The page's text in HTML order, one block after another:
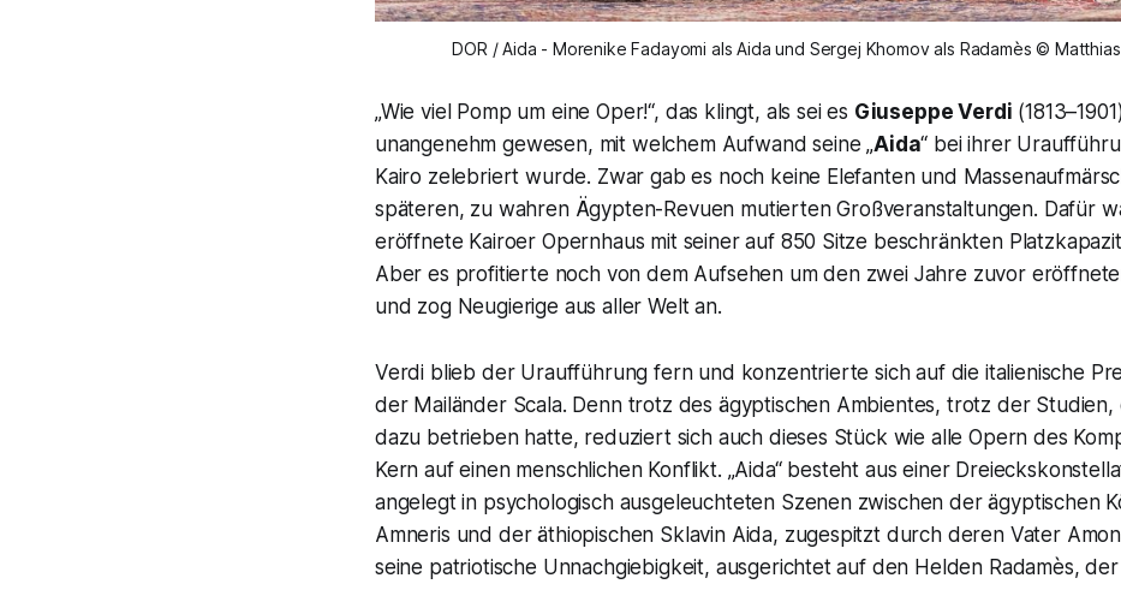
DOR / Aida - Morenike Fadayomi als Aida und Sergej Khomov als Radamès ©
„Wie viel Pomp um eine Oper!“, das klingt, als sei es Giuseppe Verdi
unangenehm gewesen, mit welchem Aufwand seine „Aida“ bei ihrer
Kairo zelebriert wurde. Zwar gab es noch keine Elefanten und
späteren, zu wahren Ägypten-Revuen mutierten Großveranstaltungen. Dafür
eröffnete Kairoer Opernhaus mit seiner auf 850 Sitze beschränkten
Aber es profitierte noch von dem Aufsehen um den zwei Jahre zuvor
und zog Neugierige aus aller Welt an.
Verdi blieb der Uraufführung fern und konzentrierte sich auf die italienische
der Mailänder Scala. Denn trotz des ägyptischen Ambientes, trotz der Studien,
dazu betrieben hatte, reduziert sich auch dieses Stück wie alle Opern des
Kern auf einen menschlichen Konflikt. „Aida“ besteht aus einer
angelegt in psychologisch ausgeleuchteten Szenen zwischen der ägyptischen
Amneris und der äthiopischen Sklavin Aida, zugespitzt durch deren Vater
seine patriotische Unnachgiebigkeit, ausgerichtet auf den Helden Radamès,